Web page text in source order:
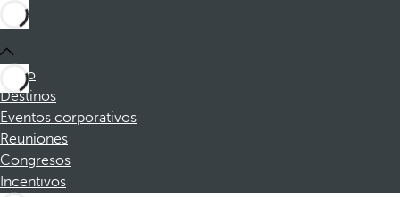
Inicio
Destinos
Eventos corporativos
Reuniones
Congresos
Incentivos